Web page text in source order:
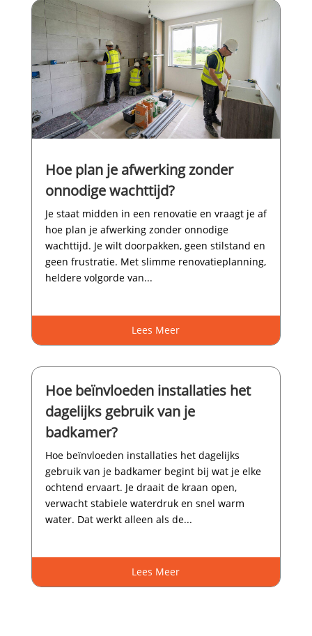
Hoe plan je afwerking zonder
onnodige wachttijd?
Je staat midden in een renovatie en vraagt je af
hoe plan je afwerking zonder onnodige
wachttijd.​ Je wilt doorpakken, geen stilstand en
geen frustratie.​ Met slimme renovatieplanning,
heldere volgorde van...
Lees Meer
Hoe beïnvloeden installaties het
dagelijks gebruik van je
badkamer?
Hoe beïnvloeden installaties het dagelijks
gebruik van je badkamer begint bij wat je elke
ochtend ervaart.​ Je draait de kraan open,
verwacht stabiele waterdruk en snel warm
water.​ Dat werkt alleen als de...
Lees Meer